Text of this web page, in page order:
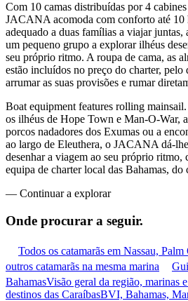
Com 10 camas distribuídas por 4
JACANA acomoda com conforto até
adequado a duas famílias a viajar
um pequeno grupo a explorar ilhéus
seu próprio ritmo. A roupa de cama, as
estão incluídos no preço do charter, pelo
arrumar as suas provisões e rumar
Boat equipment features rolling
os ilhéus de Hope Town e Man-O-War,
porcos nadadores dos Exumas ou a
ao largo de Eleuthera, o JACANA dá-
desenhar a viagem ao seu próprio ritmo,
equipa de charter local das Bahamas,
— Continuar a explorar
Onde procurar a seguir.
Todos os catamarãs em Nassau,
outros catamarãs na mesma marina
BahamasVisão geral da região, marinas
destinos das CaraíbasBVI, Bahamas,